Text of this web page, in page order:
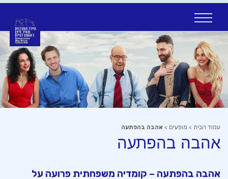
Skip
content
עמוד הבית > מופעים > אהבה בהפתעה
אהבה בהפתעה
אהבה בהפתעה – קומדיה משפחתית פרועה על